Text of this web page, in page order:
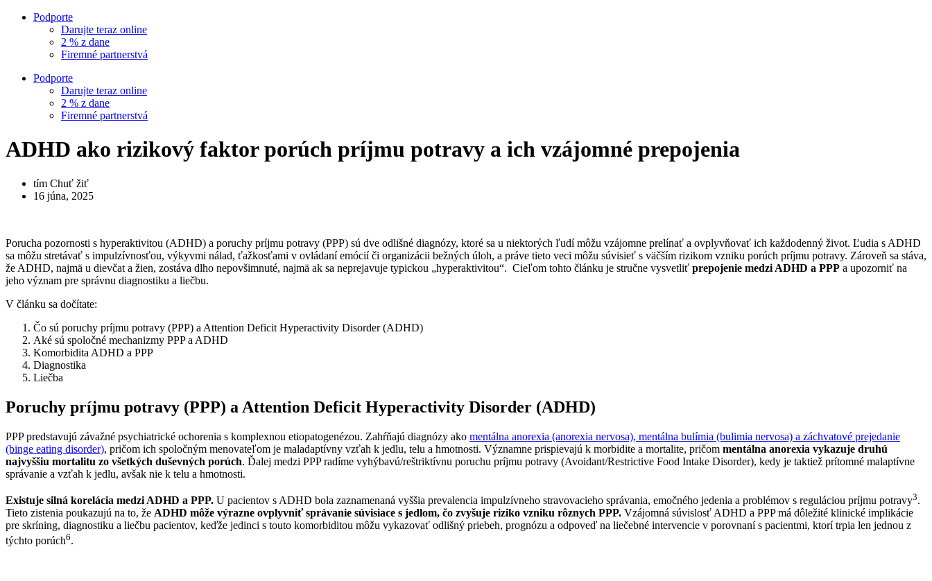
Podporte
Darujte teraz online
2 % z dane
Firemné partnerstvá
Podporte
Darujte teraz online
2 % z dane
Firemné partnerstvá
ADHD ako rizikový faktor porúch príjmu potravy a ich vzájomné prepojenia
tím Chuť žiť
16 júna, 2025
Porucha pozornosti s hyperaktivitou (ADHD) a poruchy príjmu potravy (PPP) sú dve odlišné diagnózy, ktoré sa u niektorých ľudí môžu vzájomne prelínať a ovplyvňovať ich každodenný život. Ľudia s ADHD
sa môžu stretávať s impulzívnosťou, výkyvmi nálad, ťažkosťami v ovládaní emócií či organizácii bežných úloh, a práve tieto veci môžu súvisieť s väčším rizikom vzniku porúch príjmu potravy. Zároveň sa stáva,
že ADHD, najmä u dievčat a žien, zostáva dlho nepovšimnuté, najmä ak sa neprejavuje typickou „hyperaktivitou“. Cieľom tohto článku je stručne vysvetliť prepojenie medzi ADHD a PPP a upozorniť na
jeho význam pre správnu diagnostiku a liečbu.
V článku sa dočítate:
Čo sú poruchy príjmu potravy (PPP) a Attention Deficit Hyperactivity Disorder (ADHD)
Aké sú spoločné mechanizmy PPP a ADHD
Komorbidita ADHD a PPP
Diagnostika
Liečba
Poruchy príjmu potravy (PPP) a Attention Deficit Hyperactivity Disorder (ADHD)
PPP predstavujú závažné psychiatrické ochorenia s komplexnou etiopatogenézou. Zahŕňajú diagnózy ako mentálna anorexia (anorexia nervosa), mentálna bulímia (bulimia nervosa) a záchvatové prejedanie
(binge eating disorder), pričom ich spoločným menovateľom je maladaptívny vzťah k jedlu, telu a hmotnosti. Významne prispievajú k morbidite a mortalite, pričom mentálna anorexia vykazuje druhú
najvyššiu mortalitu zo všetkých duševných porúch. Ďalej medzi PPP radíme vyhýbavú/reštriktívnu poruchu príjmu potravy (Avoidant/Restrictive Food Intake Disorder), kedy je taktiež prítomné malaptívne
správanie a vzťah k jedlu, avšak nie k telu a hmotnosti.
Existuje silná korelácia medzi ADHD a PPP. U pacientov s ADHD bola zaznamenaná vyššia prevalencia impulzívneho stravovacieho správania, emočného jedenia a problémov s reguláciou príjmu potravy3.
Tieto zistenia poukazujú na to, že ADHD môže výrazne ovplyvniť správanie súvisiace s jedlom, čo zvyšuje riziko vzniku rôznych PPP. Vzájomná súvislosť ADHD a PPP má dôležité klinické implikácie
pre skríning, diagnostiku a liečbu pacientov, keďže jedinci s touto komorbiditou môžu vykazovať odlišný priebeh, prognózu a odpoveď na liečebné intervencie v porovnaní s pacientmi, ktorí trpia len jednou z
týchto porúch6.